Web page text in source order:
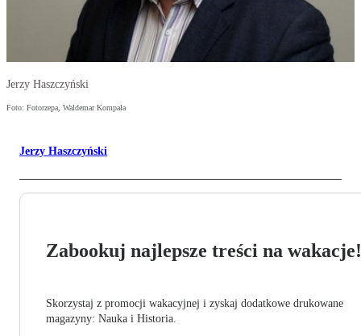
Jerzy Haszczyński
Foto: Fotorzepa, Waldemar Kompała
Jerzy Haszczyński
Zabookuj najlepsze treści na wakacje!
Skorzystaj z promocji wakacyjnej i zyskaj dodatkowe drukowane
magazyny: Nauka i Historia.